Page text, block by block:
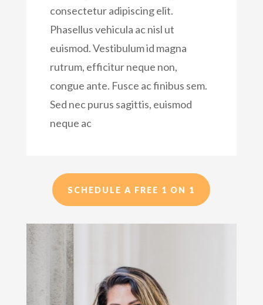
consectetur adipiscing elit.
Phasellus vehicula ac nisl ut
euismod. Vestibulum id magna
rutrum, efficitur neque non,
congue ante. Fusce ac finibus sem.
Sed nec purus sagittis, euismod
neque ac
SCHEDULE A FREE 1 ON 1